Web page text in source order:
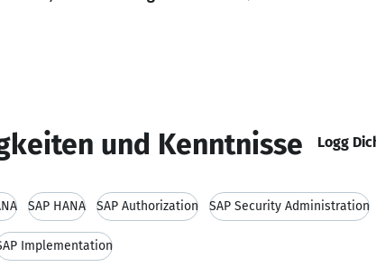
und Kenntnisse Logg
SAP HANA SAP Authorization SAP Security Administration
Implementation